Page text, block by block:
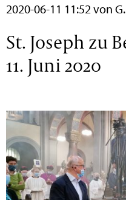
2020-06-11 11:52von
St. Joseph zu
11. Juni 2020